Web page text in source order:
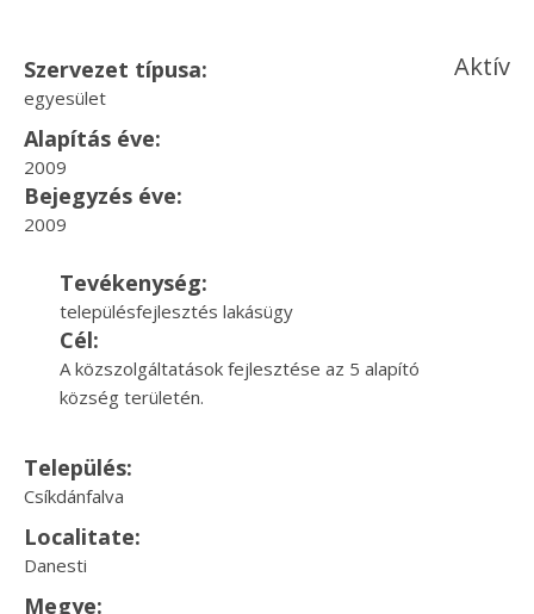
Szervezet típusa:
egyesület
Aktív
Alapítás éve:
2009
Bejegyzés éve:
2009
Tevékenység:
településfejlesztés lakásügy
Cél:
A közszolgáltatások fejlesztése az 5 alapító
község területén.
Település:
Csíkdánfalva
Localitate:
Danesti
Megye: